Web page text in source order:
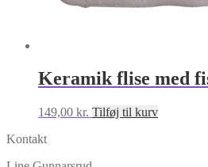
Keramik flise med
149,00 kr. Tilføj til kurv
Kontakt